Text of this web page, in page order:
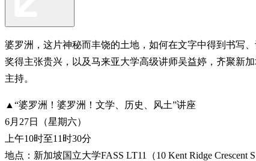
婆罗洲，这片神秘而丰饶的土地，如何在文字中得到书写
奖得主张贵兴，以及马来亚大学高级讲师吴益婷，齐聚新
主持。
▲“婆罗洲！婆罗洲！文学、历史、风土”讲座
6月27日（星期六）
上午10时至11时30分
地点：新加坡国立大学FASS LT11（10 Kent Ridge Crescent